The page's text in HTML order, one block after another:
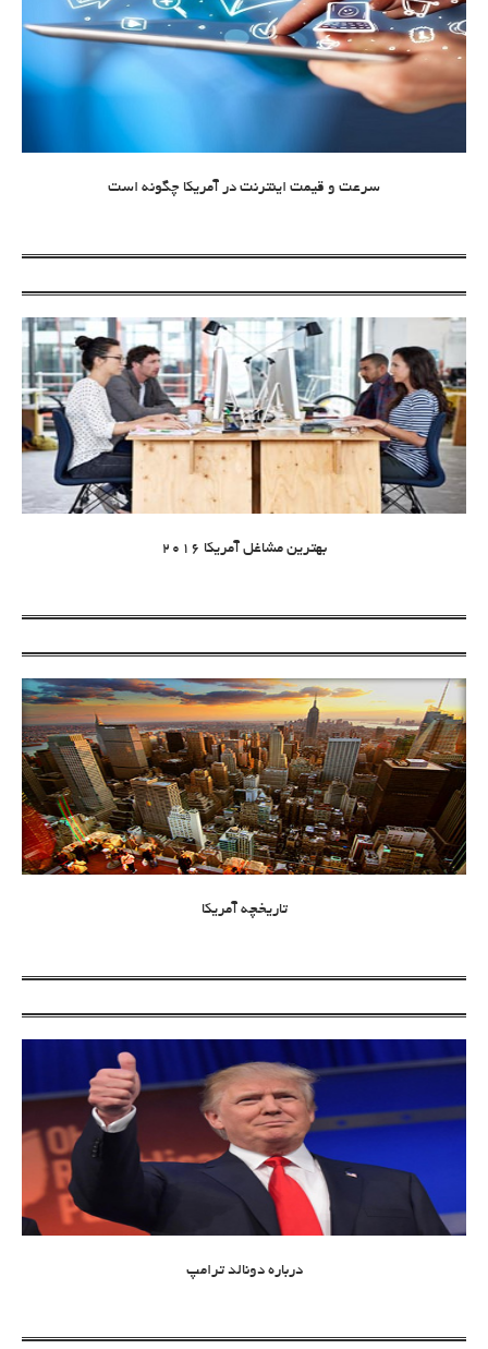
سرعت و قیمت اینترنت در آمریکا چگونه است
بهترین مشاغل آمریکا 2016
تاریخچه آمریکا
درباره دونالد ترامپ